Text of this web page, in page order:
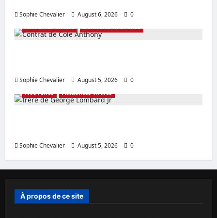
Sophie Chevalier August 6, 2026
0
Actualités virales
Dernières nouvelles
Sophie Chevalier August 5, 2026
0
Nouvelles
Actualités virales
Sophie Chevalier August 5, 2026 0
À propos de ce site